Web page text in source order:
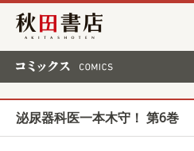
秋田書店
泌尿器科医一本木守！ 第6巻